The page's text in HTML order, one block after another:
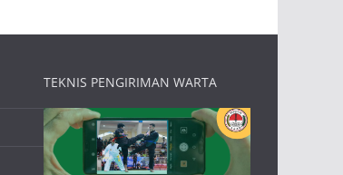
TEKNIS PENGIRIMAN WARTA